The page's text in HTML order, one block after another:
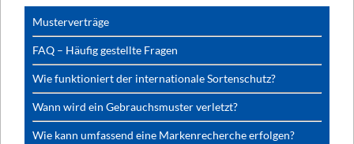
Musterverträge
FAQ – Häufig gestellte Fragen
Wie funktioniert der internationale Sortenschutz?
Wann wird ein Gebrauchsmuster verletzt?
Wie kann umfassend eine Markenrecherche erfolgen?